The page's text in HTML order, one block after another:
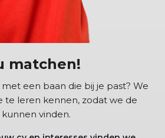
matchen!
een baan die bij je past? We
te leren kennen, zodat we de
vinden.